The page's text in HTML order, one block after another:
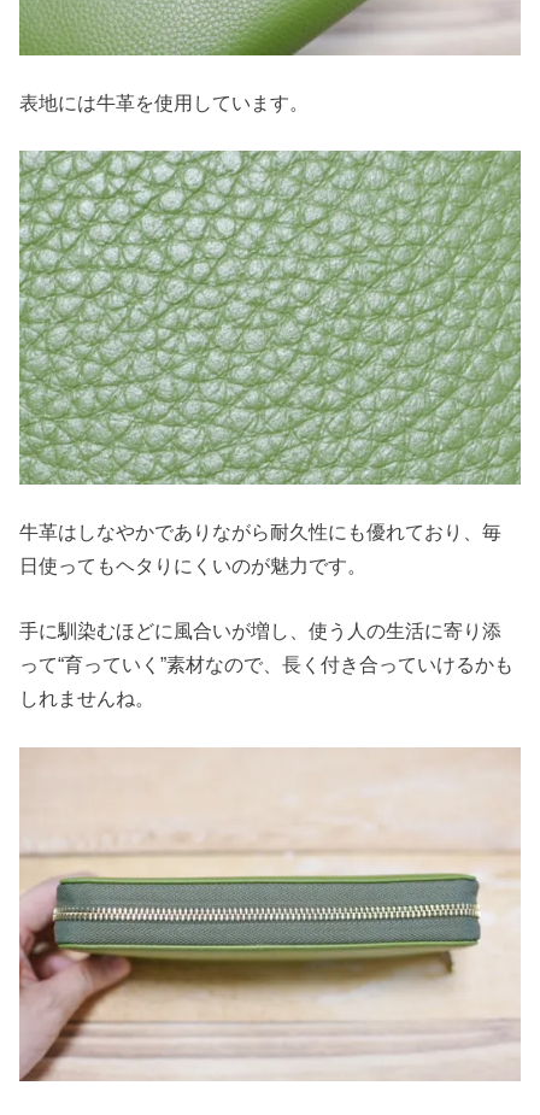
表地には牛革を使用しています。
牛革はしなやかでありながら耐久性にも優れており、毎
日使ってもヘタりにくいのが魅力です。
手に馴染むほどに風合いが増し、使う人の生活に寄り添
って“育っていく”素材なので、長く付き合っていけるかも
しれませんね。